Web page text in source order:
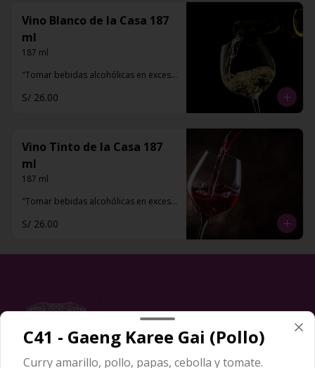
Vino Blanco de la Casa 187
ml
187 ml
"Tomar bebidas alcohólicas en exceso
S/ 26.00
Vino Tinto de la Casa 187
ml
187 ml
"Tomar bebidas alcohólicas en exceso
S/ 26.00
C41 - Gaeng Karee Gai (Pollo)
Curry amarillo, pollo, papas, cebolla y tomate.